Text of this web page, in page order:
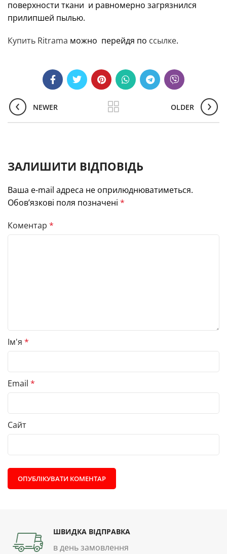
поверхности ткани и равномерно загрязнился
прилипшей пылью.
Купить Ritrama можно перейдя по ссылке.
NEWER OLDER
ЗАЛИШИТИ ВІДПОВІДЬ
Ваша e-mail адреса не оприлюднюватиметься.
Обов’язкові поля позначені *
Коментар *
Ім'я *
Email *
Сайт
ШВИДКА ВІДПРАВКА
в день замовлення